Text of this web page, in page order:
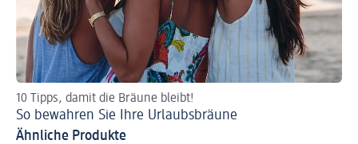
10 Tipps, damit die Bräune bleibt!
So bewahren Sie Ihre Urlaubsbräune
Ähnliche Produkte